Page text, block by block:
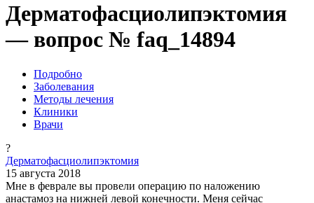
Дерматофасциолипэктомия
— вопрос № faq_14894
Подробно
Заболевания
Методы лечения
Клиники
Врачи
?
Дерматофасциолипэктомия
15 августа 2018
Мне в феврале вы провели операцию по наложению
анастамоз на нижней левой конечности. Меня сейчас